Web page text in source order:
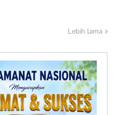
Lebih lama